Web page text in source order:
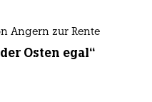
Angern zur Rente
Osten egal“